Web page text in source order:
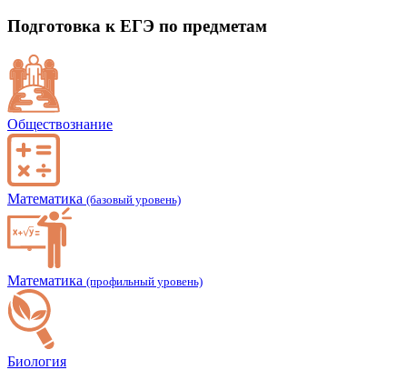
Подготовка к ЕГЭ по предметам
Обществознание
Математика (базовый уровень)
Математика (профильный уровень)
Биология